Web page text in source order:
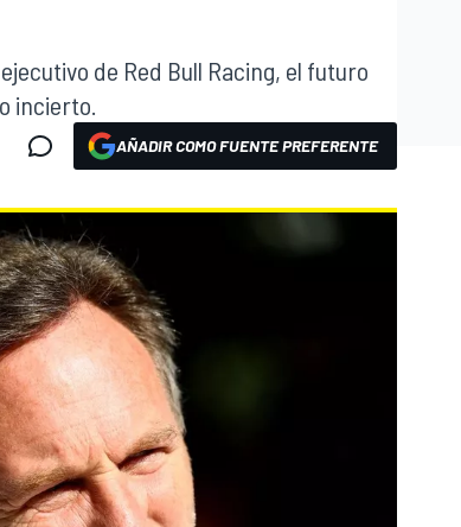
de Red Bull Racing, el futuro
incierto.
AÑADIR COMO FUENTE PREFERENTE